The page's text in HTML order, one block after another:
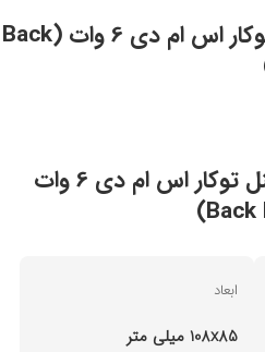
معرفی ‌پنل توکار اس ام دی 6 وات (Back
ویژگی‌های ‌پنل توکار اس ام دی 6 وات
ابعاد
108x85 میلی متر